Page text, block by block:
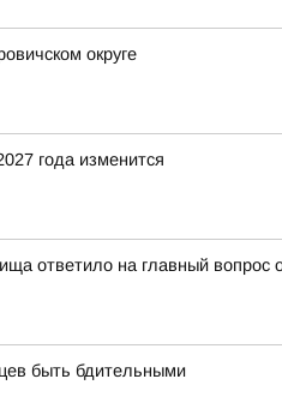
округе
года изменится
ответило на главный вопрос
быть бдительными